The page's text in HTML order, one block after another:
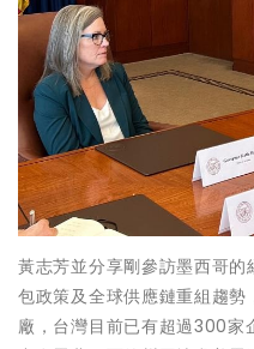
黃志芳並分享剛參訪墨西哥
包政策及全球供應鏈重組趨
廠，台灣目前已有超過300家